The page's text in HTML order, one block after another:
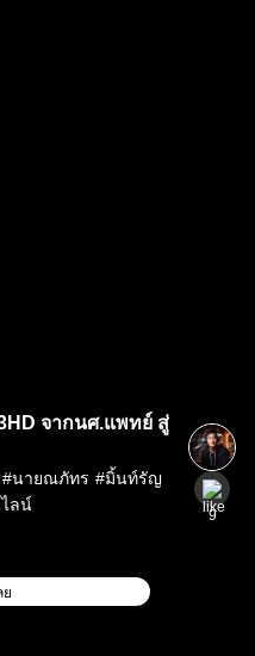
จากนศ.แพทย์ สู่
#นายณภัทร #มิ้นท์รัญ
ลน์
ย
9